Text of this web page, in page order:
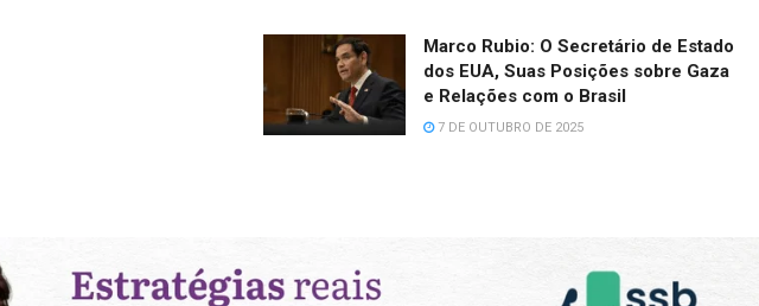
Marco Rubio: O Secretário de Estado
dos EUA, Suas Posições sobre Gaza
e Relações com o Brasil
7 DE OUTUBRO DE 2025